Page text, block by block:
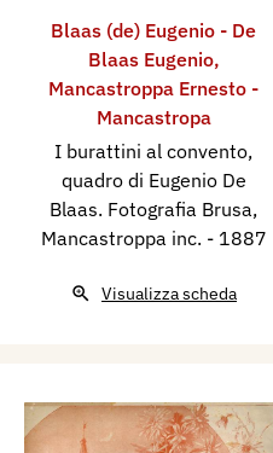
Blaas (de) Eugenio - De
Blaas Eugenio,
Mancastroppa Ernesto -
Mancastropa
I burattini al convento,
quadro di Eugenio De
Blaas. Fotografia Brusa,
Mancastroppa inc. - 1887
Visualizza scheda